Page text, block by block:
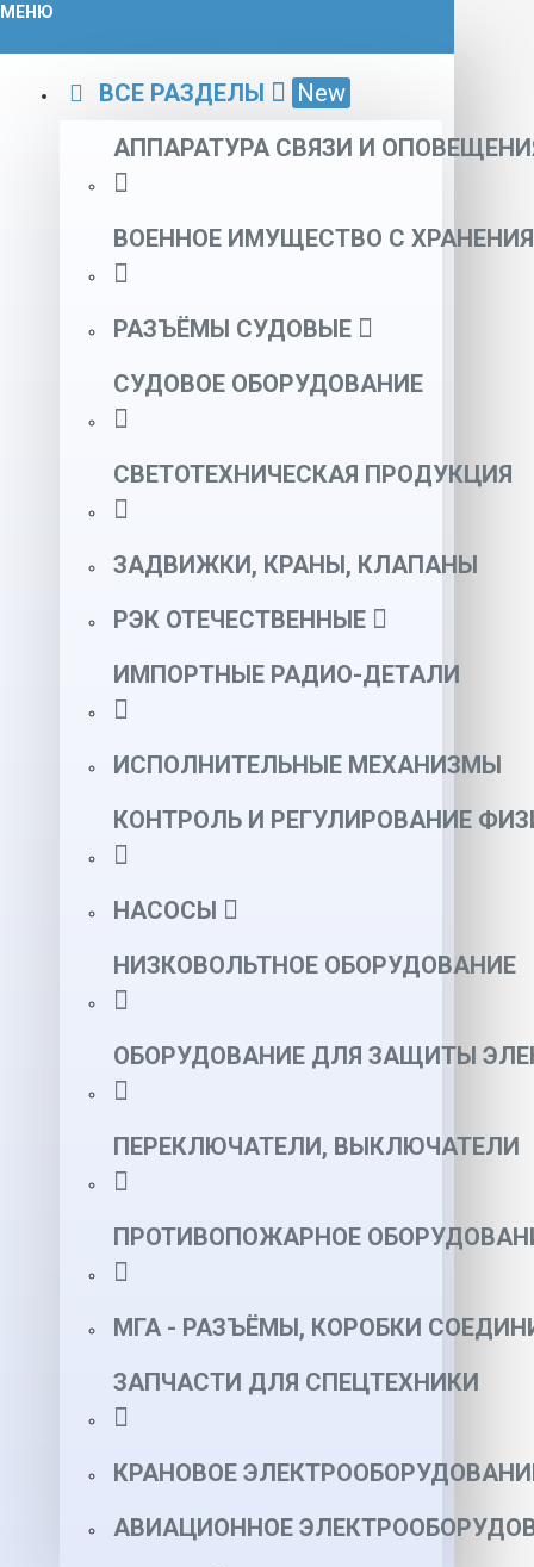
МЕНЮ
ВСЕ РАЗДЕЛЫ
New
АППАРАТУРА СВЯЗИ И
ВОЕННОЕ ИМУЩЕСТВО С ХРАНЕНИЯ
РАЗЪЁМЫ СУДОВЫЕ
СУДОВОЕ ОБОРУДОВАНИЕ
СВЕТОТЕХНИЧЕСКАЯ ПРОДУКЦИЯ
ЗАДВИЖКИ, КРАНЫ, КЛАПАНЫ
РЭК ОТЕЧЕСТВЕННЫЕ
ИМПОРТНЫЕ РАДИО-ДЕТАЛИ
ИСПОЛНИТЕЛЬНЫЕ МЕХАНИЗМЫ
КОНТРОЛЬ И РЕГУЛИРОВАНИЕ
НАСОСЫ
НИЗКОВОЛЬТНОЕ ОБОРУДОВАНИЕ
ОБОРУДОВАНИЕ ДЛЯ ЗАЩИТЫ
ПЕРЕКЛЮЧАТЕЛИ, ВЫКЛЮЧАТЕЛИ
ПРОТИВОПОЖАРНОЕ
МГА - РАЗЪЁМЫ, КОРОБКИ
ЗАПЧАСТИ ДЛЯ СПЕЦТЕХНИКИ
КРАНОВОЕ
АВИАЦИОННОЕ